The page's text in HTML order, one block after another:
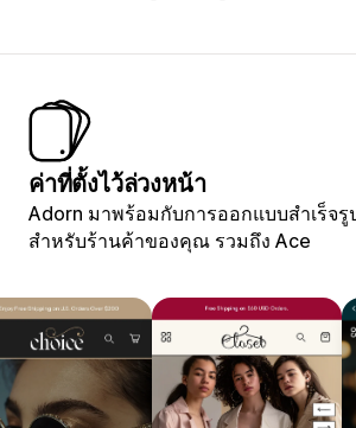
ค่าที่ตั้งไว้ล่วงหน้า
Adorn มาพร้อมกับการออกแบบสำเร็จรู
สำหรับร้านค้าของคุณ รวมถึง Ace